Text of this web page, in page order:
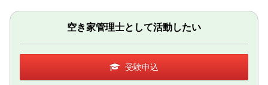
空き家管理士として活動したい
受験申込